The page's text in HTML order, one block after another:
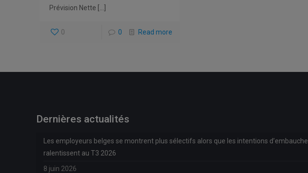
Prévision Nette […]
0 0 Read more
Dernières actualités
Les employeurs belges se montrent plus sélectifs alors que les intentions d’embauche
ralentissent au T3 2026
8 juin 2026